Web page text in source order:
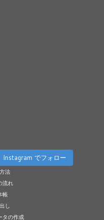
Instagram でフォロー
法
流れ
帳
し
タの作成